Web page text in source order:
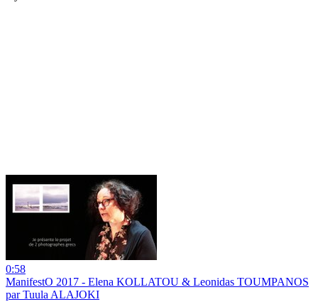
0:58
ManifestO 2017 - Elena KOLLATOU & Leonidas TOUMPANOS
par Tuula ALAJOKI